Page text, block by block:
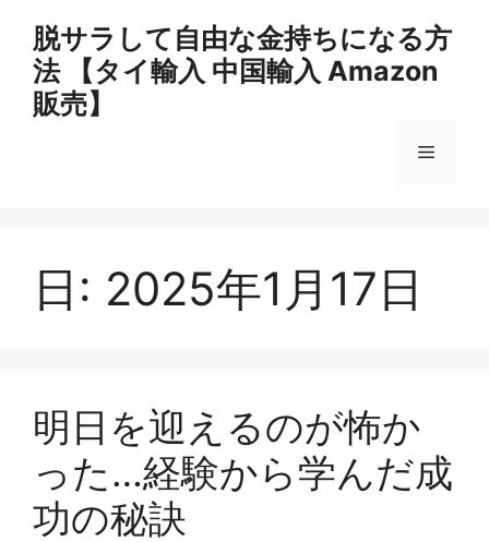
脱サラして自由な金持ちになる方
法 【タイ輸入 中国輸入 Amazon
販売】
メ
日: 2025年1月17日
明日を迎えるのが怖か
った…経験から学んだ成
功の秘訣